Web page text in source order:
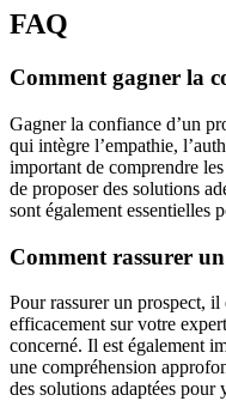
FAQ
Comment gagner la
Gagner la confiance d’un
qui intègre l’empathie,
important de comprendre
de proposer des solutions
sont également essentielles
Comment rassurer
Pour rassurer un prospect,
efficacement sur votre
concerné. Il est également
une compréhension
des solutions adaptées pour